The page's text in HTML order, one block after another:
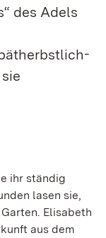
des Adels
ihr ständig
lasen sie,
Elisabeth
aus dem